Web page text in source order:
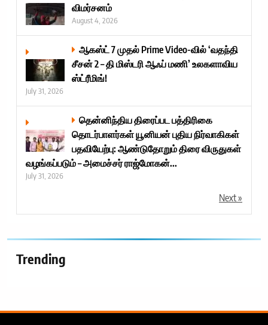
விமர்சனம்
August 4, 2026
ஆகஸ்ட் 7 முதல் Prime Video-வில் ‘வதந்தி
சீசன் 2 – தி மிஸ்டரி ஆஃப் மணி’ உலகளாவிய
ஸ்ட்ரீமிங்!
July 31, 2026
தென்னிந்திய திரைப்பட பத்திரிகை
தொடர்பாளர்கள் யூனியன் புதிய நிர்வாகிகள்
பதவியேற்பு: ஆண்டுதோறும் திரை விருதுகள்
வழங்கப்படும் – அமைச்சர் ராஜ்மோகன்...
July 31, 2026
Next »
Trending